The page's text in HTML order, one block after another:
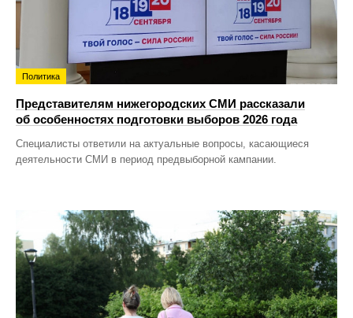
Политика
Представителям нижегородских СМИ рассказали
об особенностях подготовки выборов 2026 года
Специалисты ответили на актуальные вопросы, касающиеся
деятельности СМИ в период предвыборной кампании.